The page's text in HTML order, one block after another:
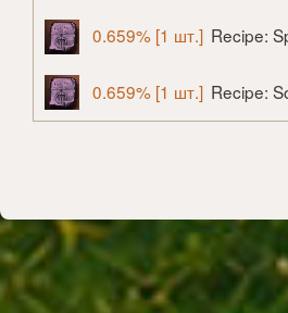
0.659% [1 шт.] Recipe:
0.659% [1 шт.] Recipe: